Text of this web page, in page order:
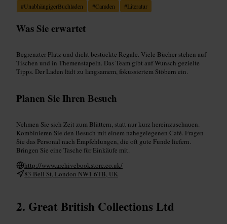
#UnabhängigerBuchladen #Camden #Literatur
Was Sie erwartet
Begrenzter Platz und dicht bestückte Regale. Viele Bücher stehen auf
Tischen und in Themenstapeln. Das Team gibt auf Wunsch gezielte
Tipps. Der Laden lädt zu langsamem, fokussiertem Stöbern ein.
Planen Sie Ihren Besuch
Nehmen Sie sich Zeit zum Blättern, statt nur kurz hereinzuschauen.
Kombinieren Sie den Besuch mit einem nahegelegenen Café. Fragen
Sie das Personal nach Empfehlungen, die oft gute Funde liefern.
Bringen Sie eine Tasche für Einkäufe mit.
http://www.archivebookstore.co.uk/
83 Bell St, London NW1 6TB, UK
Great British Collections Ltd